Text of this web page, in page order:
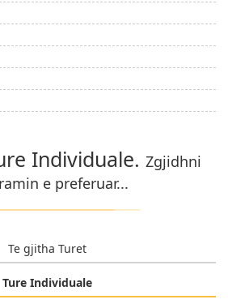
Individuale. Zgjidhni
e preferuar...
Te gjitha Turet
Ture Individuale